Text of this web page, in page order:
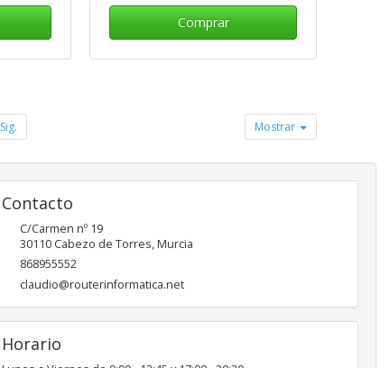
Comprar
Sig. Mostrar
Contacto
C/Carmen nº 19
30110 Cabezo de Torres,Murcia
868955552
claudio@routerinformatica.net
Horario